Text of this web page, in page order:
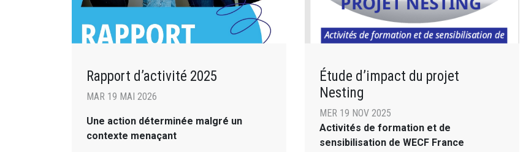
Rapport d’activité 2025
MAR 19 MAI 2026
Une action déterminée malgré un
contexte menaçant
Étude d’impact du projet
Nesting
MER 19 NOV 2025
Activités de formation et de
sensibilisation de WECF France